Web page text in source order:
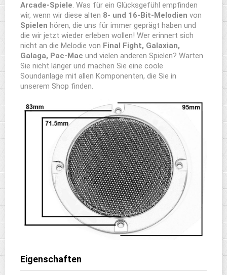
Arcade-Spiele. Was für ein Glücksgefühl empfinden
wir, wenn wir diese alten 8- und 16-Bit-Melodien von
Spielen hören, die uns für immer geprägt haben und
die wir jetzt wieder erleben wollen! Wer erinnert sich
nicht an die Melodie von Final Fight, Galaxian,
Galaga, Pac-Mac und vielen anderen Spielen? Warten
Sie nicht länger und machen Sie eine coole
Soundanlage mit allen Komponenten, die Sie in
unserem Shop finden.
Eigenschaften